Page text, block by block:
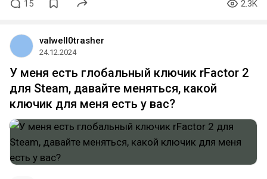
15 2.3K
valwell0trasher
24.12.2024
У меня есть глобальный ключик rFactor 2
для Steam, давайте меняться, какой
ключик для меня есть у вас?